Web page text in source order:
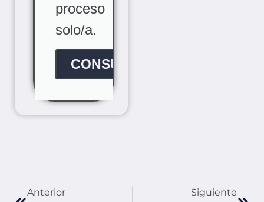
proceso
solo/a.
CONSÚLTANOS
Anterior Siguiente